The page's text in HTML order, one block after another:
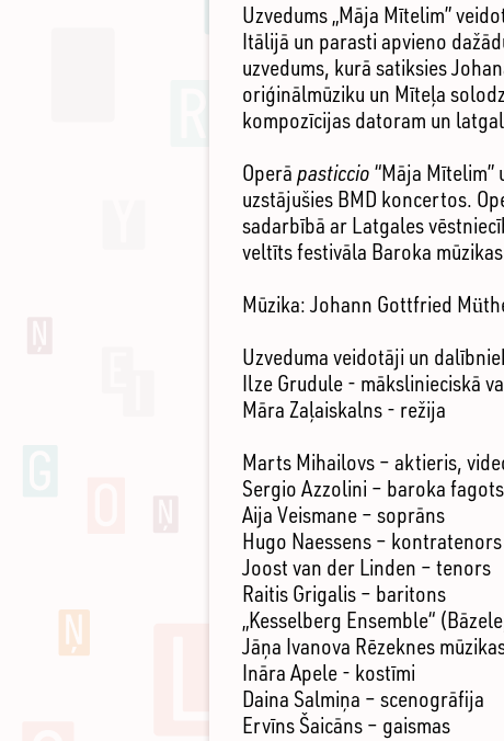
Uzvedums „Māja Mītelim”
Itālijā un parasti apvieno
uzvedums, kurā satiksies
oriģinālmūziku un Mīteļa
kompozīcijas datoram un
Operā pasticcio “Māja
uzstājušies BMD koncertos.
sadarbībā ar Latgales
veltīts festivāla Baroka
Mūzika: Johann Gottfried
Uzveduma veidotāji un
Ilze Grudule - mākslinieciskā
Māra Zaļaiskalns - režija
Marts Mihailovs – aktieris,
Sergio Azzolini – baroka fagots
Aija Veismane – soprāns
Hugo Naessens – kontratenors
Joost van der Linden – tenors
Raitis Grigalis – baritons
„Kesselberg Ensemble“
Jāņa Ivanova Rēzeknes
Ināra Apele - kostīmi
Daina Salmiņa – scenogrāfija
Ervīns Šaicāns – gaismas